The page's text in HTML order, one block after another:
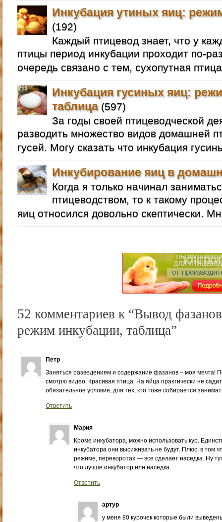
Инкубация утиных яиц:
(192)
Каждый птицевод знает, что у
птицы период инкубации проходит по-
очередь связано с тем, сухопутная
Инкубация гусиных яиц:
таблица(597)
За годы своей птицеводческой
разводить множество видов домашней
гусей. Могу сказать что инкубация
Инкубирование яиц в
Когда я только начинал
птицеводством, то к такому
яиц относился довольно скептически.
52 комментариев к “Вывод
режим инкубации, таблица”
Петр
Заняться разведением и содержание фазанов – моя мечта!
смотрю видео. Красивая птица. На яйца практически не
обязательное условие, для тех, кто тоже собирается
Ответить
Мария
Кроме инкубатора, можно использовать кур.
инкубатора они высиживать не будут. Плюс, в том
режиме, переворотах — все сделает наседка. Ну
что лучше инкубатор или наседка.
Ответить
артур
у меня 80 курочек которые были